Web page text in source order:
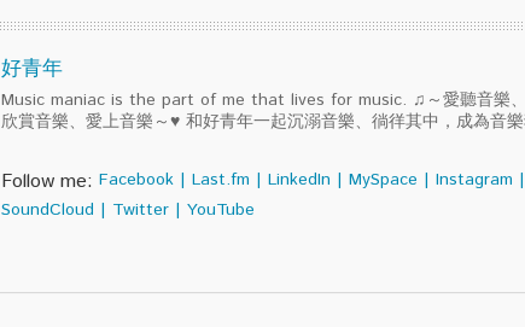
好青年
Music maniac is the part of me that lives for music. ♫～愛聽音樂
欣賞音樂、愛上音樂～♥ 和好青年一起沉溺音樂、徜徉其中，成為音
Follow me: Facebook | Last.fm | LinkedIn | MySpace | Instagram |
SoundCloud | Twitter | YouTube